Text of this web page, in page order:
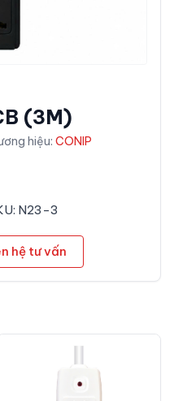
(3M)
hiệu: CONIP
N23-3
hệ tư vấn